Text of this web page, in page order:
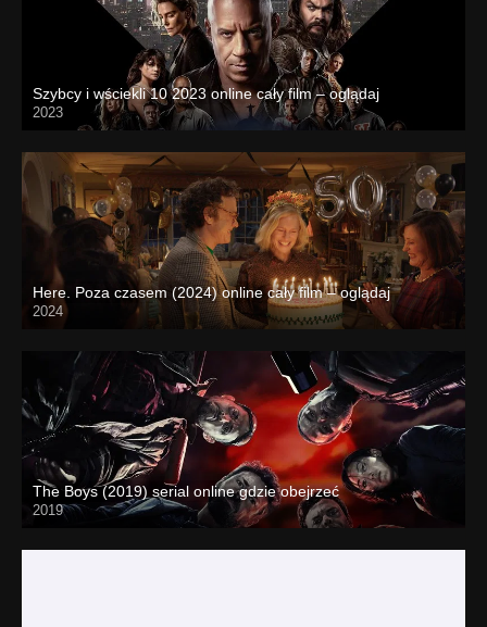
Szybcy i wściekli 10 2023 online cały film – oglądaj
2023
Here. Poza czasem (2024) online cały film – oglądaj
2024
The Boys (2019) serial online gdzie obejrzeć
2019